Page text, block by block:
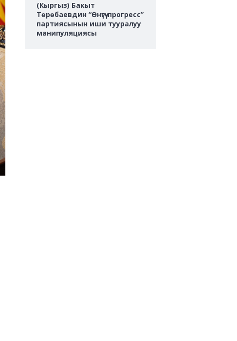
(Кыргыз) Бакыт
Төрөбаевдин “Өнүгүү-прогресс”
партиясынын иши тууралуу
манипуляциясы